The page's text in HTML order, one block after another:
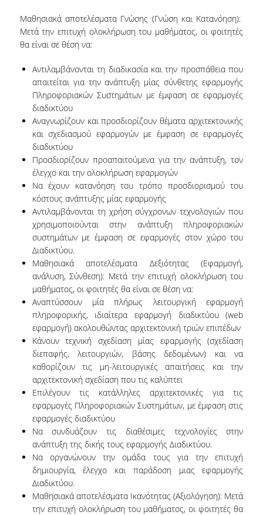
ΜΕΤΑΔΙΔΑΚΤΟΡΙΚΟΙ ΕΡΕΥΝΗΤΕΣ
ΠΡΟΠΤΥΧΙΑΚΕΣ ΣΠΟΥΔΕΣ
ΠΡΟΓΡΑΜΜΑ ΣΠΟΥΔΩΝ
ΟΔΗΓΟΣ ΚΑΙ ΚΑΤΕΥΘΥΝΣΕΙΣ ΣΠΟΥΔΩΝ
ΜΑΘΗΜΑΤΑ ΠΡΟΓΡΑΜΜΑΤΟΣ ΣΠΟΥΔΩΝ
ΜΑΘΗΜΑΤΑ ΕΛΕΥΘΕΡΗΣ ΕΠΙΛΟΓΗΣ ΑΠΟ
ΑΛΛΑ ΤΜΗΜΑΤΑ
ΒΡΑΒΕΙΑ ΕΡΓΑΣΙΩΝ
ΠΡΑΚΤΙΚΗ ΑΣΚΗΣΗ ΚΑΙ ΠΤΥΧΙΑΚΗ ΕΡΓΑΣΙΑ
ΕΥΚΑΙΡΙΕΣ ΓΙΑ ΠΡΑΚΤΙΚΗ ΑΣΚΗΣΗ
TESTIMONIALS ΠΡΑΚΤΙΚΗΣ ΑΣΚΗΣΗΣ
ΔΙΔΑΣΚΑΛΙΑ ΚΑΙ ΕΞΕΤΑΣΕΙΣ
ΔΙΑΧΕΙΡΙΣΗ ΠΑΡΑΠΟΝΩΝ ΦΟΙΤΗΤΩΝ
TUTORS ΦΟΙΤΗΤΩΝ
ΜΕΤΑΠΤΥΧΙΑΚΕΣ ΣΠΟΥΔΕΣ
ΠΡΟΓΡΑΜΜΑΤΑ ΜΕΤΑΠΤΥΧΙΑΚΩΝ ΣΠΟΥΔΩΝ
ΔΙΔΑΚΤΟΡΙΚΟ ΠΡΟΓΡΑΜΜΑ
ΔΙΔΑΚΤΟΡΕΣ ΤΟΥ ΤΜΗΜΑΤΟΣ
ΥΠΟΨΗΦΙΟΙ ΔΙΔΑΚΤΟΡΕΣ
ΕΡΕΥΝΗΤΙΚΑ ΣΕΜΙΝΑΡΙΑ
Μαθησιακά αποτελέσματα Γνώσης (Γνώση και Κατανόηση):
Μετά την επιτυχή ολοκλήρωση του μαθήματος, οι φοιτητές
θα είναι σε θέση να:
Αντιλαμβάνονται τη διαδικασία και την προσπάθεια που
απαιτείται για την ανάπτυξη μίας σύνθετης εφαρμογής
Πληροφοριακών Συστημάτων με έμφαση σε εφαρμογές
διαδικτύου
Αναγνωρίζουν και προσδιορίζουν θέματα αρχιτεκτονικής
και σχεδιασμού εφαρμογών με έμφαση σε εφαρμογές
διαδικτύου
Προσδιορίζουν προαπαιτούμενα για την ανάπτυξη, τον
έλεγχο και την ολοκλήρωση εφαρμογών
Να έχουν κατανόηση του τρόπο προσδιορισμού του
κόστους ανάπτυξης μίας εφαρμογής
Αντιλαμβάνονται τη χρήση σύγχρονων τεχνολογιών που
χρησιμοποιούνται στην ανάπτυξη πληροφοριακών
συστημάτων με έμφαση σε εφαρμογές στον χώρο του
Διαδικτύου.
Μαθησιακά αποτελέσματα Δεξιότητας (Εφαρμογή,
ανάλυση, Σύνθεση): Μετά την επιτυχή ολοκλήρωση του
μαθήματος, οι φοιτητές θα είναι σε θέση να:
Αναπτύσσουν μία πλήρως λειτουργική εφαρμογή
πληροφορικής, ιδιαίτερα εφαρμογή διαδικτύου (web
εφαρμογή) ακολουθώντας αρχιτεκτονική τριών επιπέδων
Κάνουν τεχνική σχεδίαση μίας εφαρμογής (σχεδίαση
διεπαφής, λειτουργιών, βάσης δεδομένων) και να
καθορίζουν τις μη-λειτουργικές απαιτήσεις και την
αρχιτεκτονική σχεδίαση που τις καλύπτει
Επιλέγουν τις κατάλληλες αρχιτεκτονικές για τις
εφαρμογές Πληροφοριακών Συστημάτων, με έμφαση στις
εφαρμογές διαδικτύου
Να συνδυάζουν τις διαθέσιμες τεχνολογίες στην
ανάπτυξη της δικής τους εφαρμογής Διαδικτύου.
Να οργανώνουν την ομάδα τους για την επιτυχή
δημιουργία, έλεγχο και παράδοση μιας εφαρμογής
Διαδικτύου.
Μαθησιακά αποτελέσματα Ικανότητας (Αξιολόγηση): Μετά
την επιτυχή ολοκλήρωση του μαθήματος, οι φοιτητές θα